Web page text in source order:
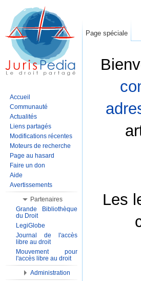
Les
Page spéciale
Accueil
Communauté
Actualités
Liens partagés
Modifications récentes
Moteurs de recherche
Page au hasard
Faire un don
Aide
Avertissements
Partenaires
Grande Bibliothèque
du Droit
LegiGlobe
Journal de l'accès
libre au droit
Mouvement pour
l'accès libre au droit
Administration